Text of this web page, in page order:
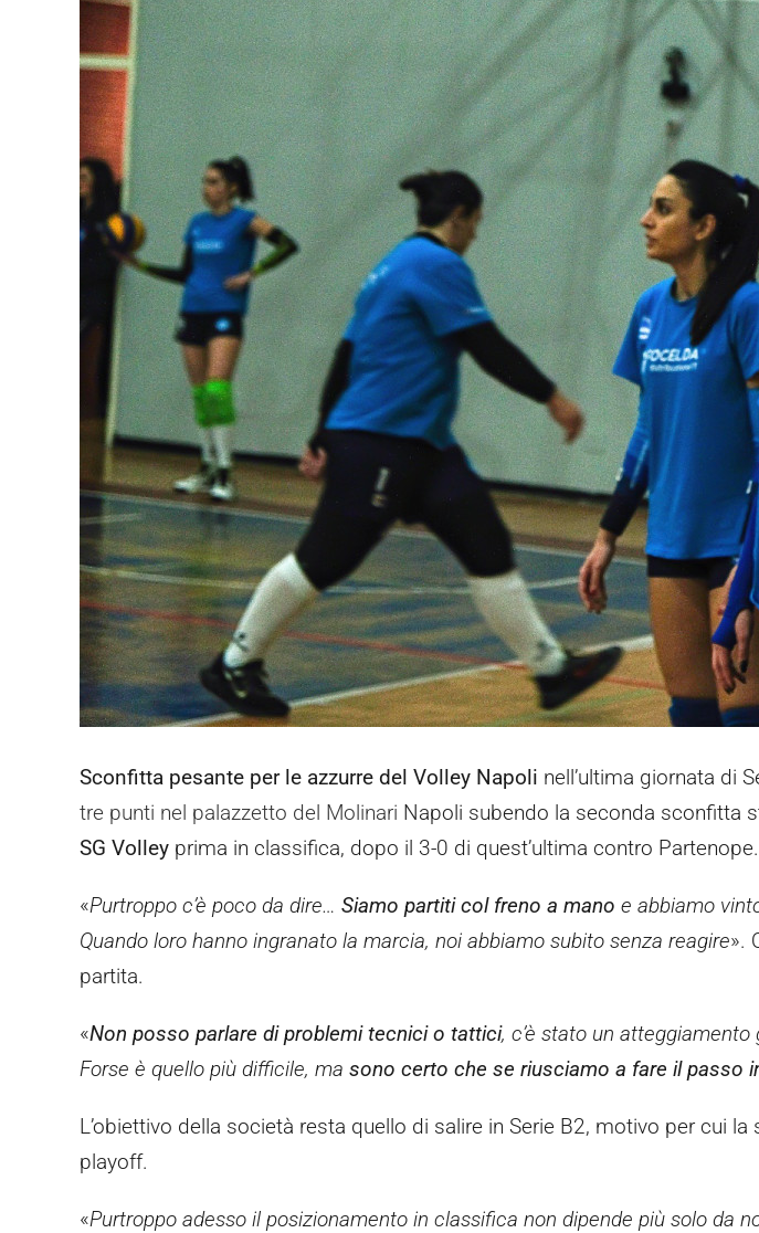
Sconfitta pesante per le azzurre del Volley Napoli nell’ultima giornata di
tre punti nel palazzetto del Molinari Napoli subendo la seconda sconfitta
SG Volley prima in classifica, dopo il 3-0 di quest’ultima contro Partenope.
«Purtroppo c’è poco da dire… Siamo partiti col freno a mano e abbiamo
Quando loro hanno ingranato la marcia, noi abbiamo subito senza reagire».
partita.
«Non posso parlare di problemi tecnici o tattici, c’è stato un
Forse è quello più difficile, ma sono certo che se riusciamo a fare il passo
L’obiettivo della società resta quello di salire in Serie B2, motivo per cui
playoff.
«Purtroppo adesso il posizionamento in classifica non dipende più solo da